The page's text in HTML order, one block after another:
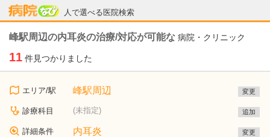
人で選べる医院検索
病院なび
峰駅周辺の内耳炎の治療/対応が可能な 病院・クリニック
11 件見つかりました
エリア/駅 峰駅周辺 変更
診療科目 (未指定) 追加
詳細条件 内耳炎 変更